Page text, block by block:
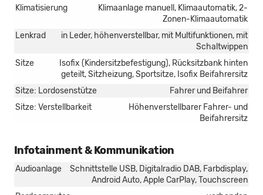
Klimatisierung
Klimaanlage manuell, Klimaautomatik, 2-
Zonen-Klimaautomatik
Lenkrad
in Leder, höhenverstellbar, mit Multifunktionen, mit
Schaltwippen
Sitze
Isofix (Kindersitzbefestigung), Rücksitzbank hinten
geteilt, Sitzheizung, Sportsitze, Isofix Beifahrersitz
Sitze: Lordosenstütze
Fahrer und Beifahrer
Sitze: Verstellbarkeit
Höhenverstellbarer Fahrer- und
Beifahrersitz
Infotainment & Kommunikation
Audioanlage
Schnittstelle USB, Digitalradio DAB, Farbdisplay,
Android Auto, Apple CarPlay, Touchscreen